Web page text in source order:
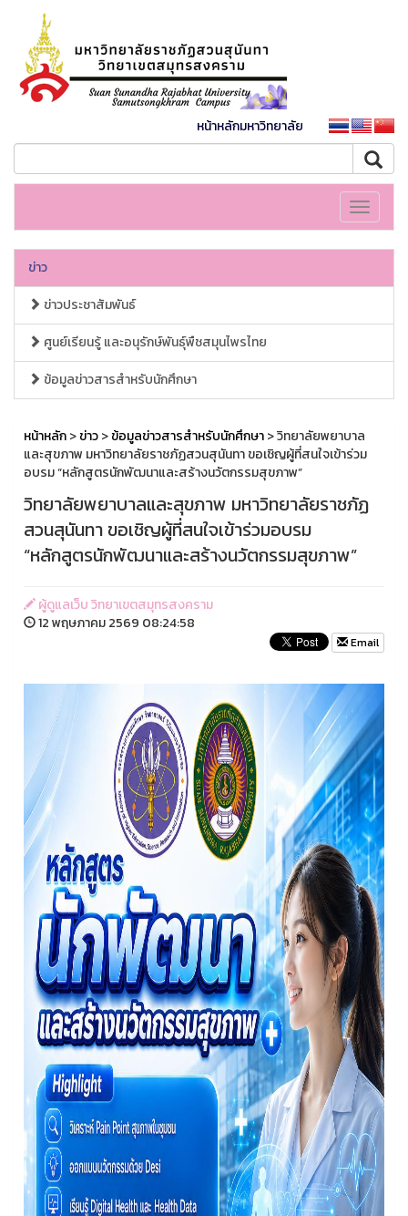
หน้าหลักมหาวิทยาลัย
Toggle
ข่าว
ข่าวประชาสัมพันธ์
ศูนย์เรียนรู้ และอนุรักษ์พันธุ์พืชสมุนไพรไทย
ข้อมูลข่าวสารสำหรับนักศึกษา
หน้าหลัก>ข่าว>ข้อมูลข่าวสารสำหรับนักศึกษา> วิทยาลัยพยาบาล
และสุขภาพ มหาวิทยาลัยราชภัฏสวนสุนันทา ขอเชิญผู้ที่สนใจเข้าร่วม
อบรม “หลักสูตรนักพัฒนาและสร้างนวัตกรรมสุขภาพ”
วิทยาลัยพยาบาลและสุขภาพ มหาวิทยาลัยราชภัฏ
สวนสุนันทา ขอเชิญผู้ที่สนใจเข้าร่วมอบรม
“หลักสูตรนักพัฒนาและสร้างนวัตกรรมสุขภาพ”
ผู้ดูแลเว็บ วิทยาเขตสมุทรสงคราม
12 พฤษภาคม 2569 08:24:58
Email